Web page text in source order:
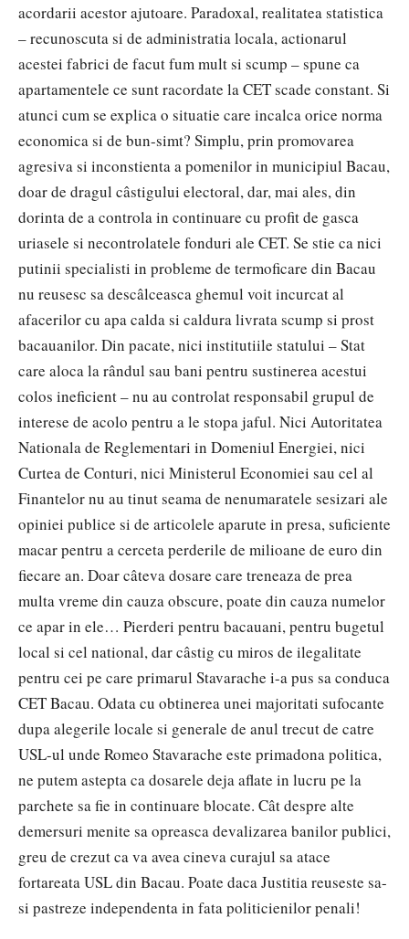
acordarii acestor ajutoare. Paradoxal, realitatea statistica
– recunoscuta si de administratia locala, actionarul
acestei fabrici de facut fum mult si scump – spune ca
apartamentele ce sunt racordate la CET scade constant. Si
atunci cum se explica o situatie care incalca orice norma
economica si de bun-simt? Simplu, prin promovarea
agresiva si inconstienta a pomenilor in municipiul Bacau,
doar de dragul câstigului electoral, dar, mai ales, din
dorinta de a controla in continuare cu profit de gasca
uriasele si necontrolatele fonduri ale CET. Se stie ca nici
putinii specialisti in probleme de termoficare din Bacau
nu reusesc sa descâlceasca ghemul voit incurcat al
afacerilor cu apa calda si caldura livrata scump si prost
bacauanilor. Din pacate, nici institutiile statului – Stat
care aloca la rândul sau bani pentru sustinerea acestui
colos ineficient – nu au controlat responsabil grupul de
interese de acolo pentru a le stopa jaful. Nici Autoritatea
Nationala de Reglementari in Domeniul Energiei, nici
Curtea de Conturi, nici Ministerul Economiei sau cel al
Finantelor nu au tinut seama de nenumaratele sesizari ale
opiniei publice si de articolele aparute in presa, suficiente
macar pentru a cerceta perderile de milioane de euro din
fiecare an. Doar câteva dosare care treneaza de prea
multa vreme din cauza obscure, poate din cauza numelor
ce apar in ele… Pierderi pentru bacauani, pentru bugetul
local si cel national, dar câstig cu miros de ilegalitate
pentru cei pe care primarul Stavarache i-a pus sa conduca
CET Bacau. Odata cu obtinerea unei majoritati sufocante
dupa alegerile locale si generale de anul trecut de catre
USL-ul unde Romeo Stavarache este primadona politica,
ne putem astepta ca dosarele deja aflate in lucru pe la
parchete sa fie in continuare blocate. Cât despre alte
demersuri menite sa opreasca devalizarea banilor publici,
greu de crezut ca va avea cineva curajul sa atace
fortareata USL din Bacau. Poate daca Justitia reuseste sa-
si pastreze independenta in fata politicienilor penali!